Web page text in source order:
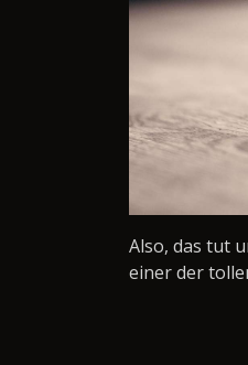
Also, das tut
einer der